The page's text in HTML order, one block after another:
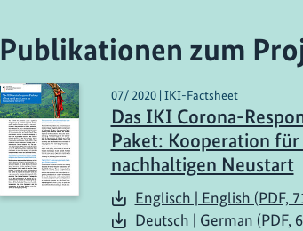
Publikationen zum
07/ 2020 | IKI-Factsheet
Das IKI Corona-
Paket: Kooperation für
nachhaltigen Neustart
Englisch | English (PDF,
Deutsch | German (PDF,